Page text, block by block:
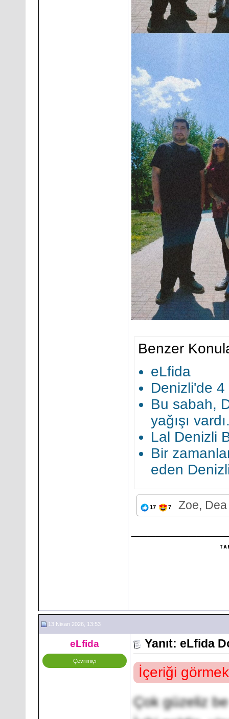
Benzer
eLfida
Denizli'de
Bu sabah,
yağışı
Lal Denizli
Bir
eden
17 7 Zoe,
13 Nisan 2026, 13:53
eLfida
Çevrimiçi
Yanıt: eLfida
İçeriği
Çok güzeliz